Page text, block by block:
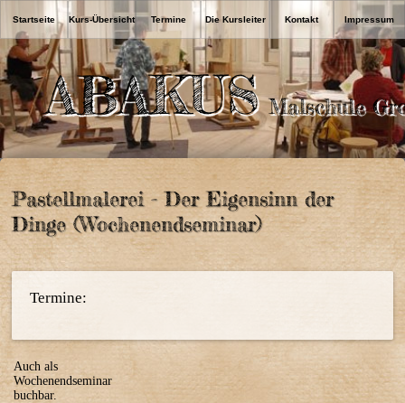
ABAKUS Malschule
Startseite Kurs-Übersicht Termine Die Kursleiter Kontakt Impressum
Pastellmalerei - Der Eigensinn der
Dinge (Wochenendseminar)
Termine:
Auch als
Wochenendseminar
buchbar.